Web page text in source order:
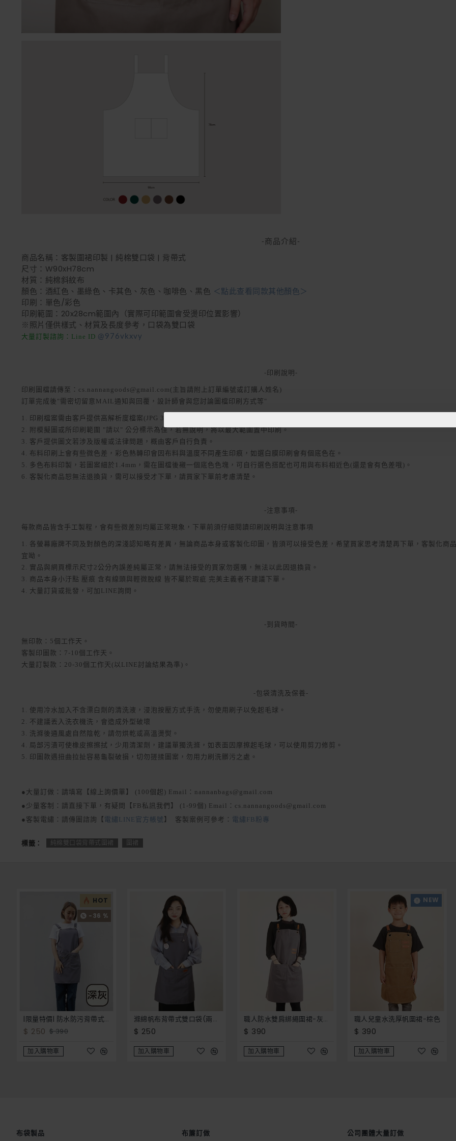
-商品介紹-
商品名稱： 客製圍裙印製 | 純棉雙口袋 | 背帶式
尺寸：W90xH78cm
材質：純棉斜紋布
顏色：酒紅色、墨綠色、卡其色、灰色、咖啡色、黑色 ＜點此查看同款其他顏色＞
印刷：單色/彩色
印刷範圍：20x28cm範圍內（實際可印範圍會受燙印位置影響）
※照片僅供樣式、材質及長度參考，口袋為雙口袋
大量訂製諮詢：Line ID @976vkxvy
-印刷說明-
印刷圖檔請傳至：cs.nannangoods@gmail.com(主旨請附上訂單編號或訂購人姓名)
訂單完成後"需密切留意MAIL通知與回覆，設計師會與您討論圖檔印刷方式等"
1. 印刷檔案需由客戶提供高解析度檔案(JPG 300dpi以上、ai檔轉曲、psd檔等)。
2. 附模擬圖或所印刷範圍 "請以" 公分標示為佳，若無說明，將以最大範圍置中印刷。
3. 客戶提供圖文若涉及版權或法律問題，概由客戶自行負責。
4. 布料印刷上會有些微色差，彩色熱轉印會因布料與溫度不同產生印痕，如選白膜印刷會有個底色在。
5. 多色布料印製，若圖案細於1.4mm，需在圖檔後襯一個底色色塊，可自行選色搭配也可用與布料相近色(還是會有色差哦)。
6. 客製化商品恕無法退換貨，需可以接受才下單，請買家下單前考慮清楚。
-注意事項-
每款商品皆含手工製程，會有些微差別均屬正常現象，下單前須仔細閱讀印刷說明與注意事項
1. 各螢幕廠牌不同及對顏色的深淺認知略有差異，無論商品本身或客製化印圖，皆須可以接受色差，希望買家思考清楚再下單，客製化商
宜呦。
2. 實品與網頁標示尺寸2公分內誤差純屬正常，請無法接受的買家勿選購，無法以此因退換貨。
3. 商品本身小汙點 壓痕 含有線頭與輕微脫線 皆不屬於瑕疵 完美主義者不建議下單。
4. 大量訂貨或批發，可加LINE詢問。
-到貨時間-
無印款：5個工作天。
客製印圖款：7-10個工作天。
大量訂製款：20-30個工作天(以LINE討論結果為準)。
-包袋清洗及保養-
1. 使用冷水加入不含漂白劑的清洗液，浸泡按壓方式手洗，勿使用刷子以免起毛球。
2. 不建議丟入洗衣機洗，會造成外型破壞
3. 洗滌後通風處自然陰乾，請勿烘乾或高溫燙熨。
4. 局部污漬可使橡皮擦擦拭，少用清潔劑，建議單獨洗滌，如表面因摩擦起毛球，可以使用剪刀修剪。
5. 印圖款遇扭曲拉扯容易龜裂破損，切勿搓揉圖案，勿用力刷洗髒污之處。
●大量訂做：請填寫【 線上詢價單 】 (100個起) Email：nannanbags@gmail.com
●少量客制：請直接下單，有疑問【 FB私訊我們 】 (1-99個) Email：cs.nannangoods@gmail.com
●客製電繡：請傳圖諮詢【 電繡LINE官方帳號 】 客製案例可參考： 電繡FB粉專
標籤： 純棉雙口袋背帶式圍裙 圍裙
HOT
-36 %
|限量特價| 防水防污背帶式四口袋圍裙-8色
$ 250 $ 390
加入購物車
滌綿帆布背帶式雙口袋(兩釦小口袋)圍裙-灰色
$ 250
加入購物車
職人防水雙肩綁繩圍裙-灰色 (防潑水) _ 餐飲 園藝 手工藝 客製化圍裙 開店 員工服 制服 工作服
$ 390
加入購物車
NEW
職人兒童水洗厚帆圍裙-棕色
$ 390
加入購物車
布袋製品 布簾訂做 公司團體大量訂做